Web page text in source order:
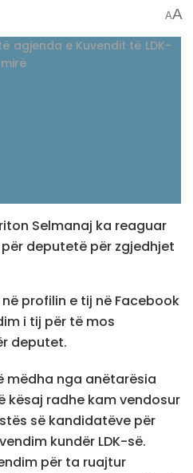
AA
Selmanaj ka reaguar
deputetë për zgjedhjet
profilin e tij në Facebook
i tij për të mos
deputet.
mëdha nga anëtarësia
kësaj radhe kam vendosur
së kandidatëve për
kundër LDK-së.
për ta ruajtur